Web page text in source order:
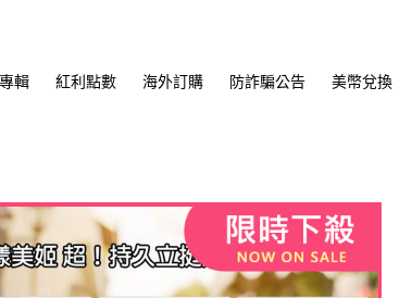
輯 紅利點數 海外訂購 防詐騙公告 美幣兌換